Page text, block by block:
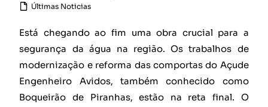
Últimas Noticias
Está chegando ao fim uma obra crucial para a
segurança da água na região. Os trabalhos de
modernização e reforma das comportas do Açude
Engenheiro Avidos, também conhecido como
Boqueirão de Piranhas, estão na reta final. O